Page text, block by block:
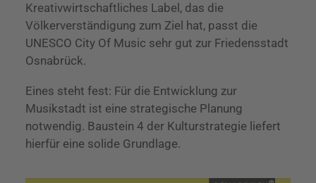
Kreativwirtschaftliches Label, das die
Völkerverständigung zum Ziel hat, passt die
UNESCO City Of Music sehr gut zur Friedensstadt
Osnabrück.
Eines steht fest: Für die Entwicklung zur
Musikstadt ist eine strategische Planung
notwendig. Baustein 4 der Kulturstrategie liefert
hierfür eine solide Grundlage.